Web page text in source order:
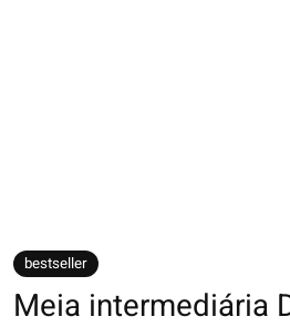
bestseller
Meia intermediária